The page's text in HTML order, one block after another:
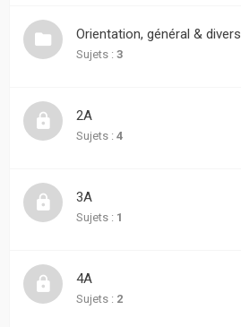
FORUM
Sujets
sans
réponse
actifs
Recherche
avancée
Orientation, général & divers
Sujets : 3
2A
Sujets : 4
3A
Sujets : 1
4A
Sujets : 2